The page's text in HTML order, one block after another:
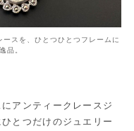
スを、ひとつひとつフレームに
品。
アンティークレースジ
とつだけのジュエリー